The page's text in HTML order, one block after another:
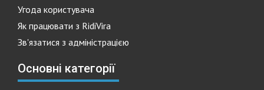
Угода користувача
Як працювати з RidiVira
Зв'язатися з адміністрацією
Основні категорії